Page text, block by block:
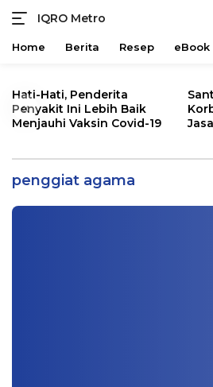
content
IQRO Metro
Lets
Bright
Home Berita Resep eBook
«
Hati-Hati, Penderita
Penyakit Ini Lebih Baik
Menjauhi Vaksin Covid-19
penggiat agama
Agama di Masjid Segera
Info Sumatera Selatan,